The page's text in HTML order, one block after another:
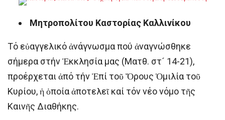
Μητροπολίτου Καστορίας Καλλινίκου
Τό εὐαγγελικό ἀνάγνωσμα πού ἀναγνώσθηκε
σήμερα στήν Ἐκκλησία μας (Ματθ. στ´ 14-21),
προέρχεται ἀπό τήν Ἐπί τοῦ Ὄρους Ὁμιλία τοῦ
Κυρίου, ἡ ὁποία ἀποτελεῖ καί τόν νέο νόμο τῆς
Καινῆς Διαθήκης.